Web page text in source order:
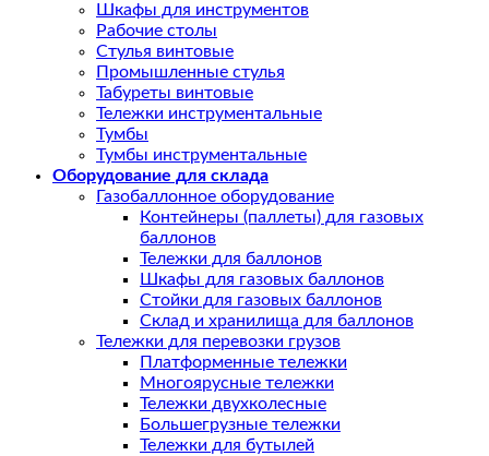
Шкафы для инструментов
Рабочие столы
Стулья винтовые
Промышленные стулья
Табуреты винтовые
Тележки инструментальные
Тумбы
Тумбы инструментальные
Оборудование для склада
Газобаллонное оборудование
Контейнеры (паллеты) для газовых
баллонов
Тележки для баллонов
Шкафы для газовых баллонов
Стойки для газовых баллонов
Склад и хранилища для баллонов
Тележки для перевозки грузов
Платформенные тележки
Многоярусные тележки
Тележки двухколесные
Большегрузные тележки
Тележки для бутылей